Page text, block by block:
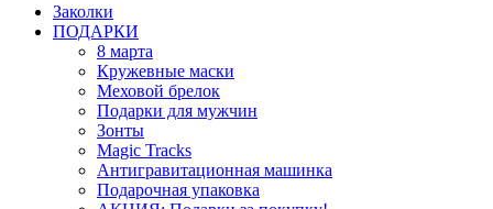
Заколки
ПОДАРКИ
8 марта
Кружевные маски
Меховой брелок
Подарки для мужчин
Зонты
Magic Tracks
Антигравитационная машинка
Подарочная упаковка